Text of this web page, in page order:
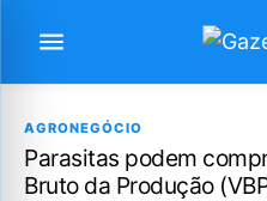
AGRONEGÓCIO
Parasitas podem
Bruto da Produção